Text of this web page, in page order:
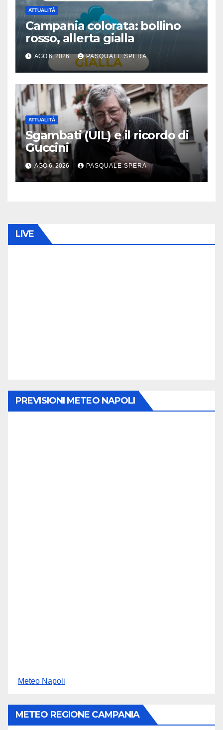
ATTUALITÀ
Campania colorata: bollino
rosso, allerta gialla
AGO 6, 2026 PASQUALE SPERA
ATTUALITÀ
Sgambati (UIL) e il ricordo di
Guccini
AGO 6, 2026 PASQUALE SPERA
LIVE
PREVISIONI METEO NAPOLI
Meteo Napoli
METEO REGIONE CAMPANIA